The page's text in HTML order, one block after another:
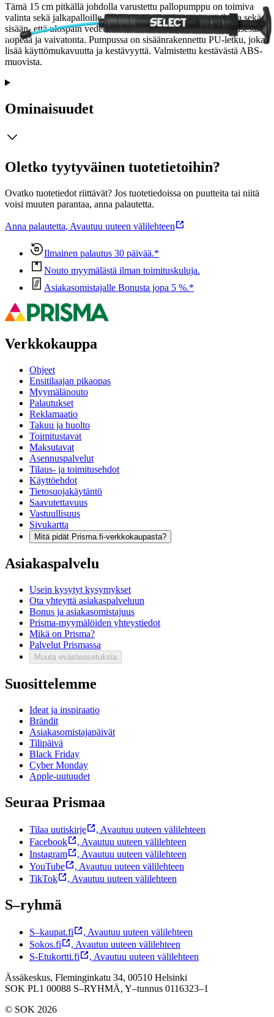
Tämä 15 cm pitkällä johdolla varustettu pallopumppu on toimiva
valinta sekä jalkapalloille että käsipalloille. Se pumppaa ilmaa sekä
sisään- että ulospäin vedettäessä, mikä tekee pallojen täyttämisestä
nopeaa ja vaivatonta. Pumpussa on sisäänrakennettu PU-letku, joka
lisää käyttömukavuutta ja kestävyyttä. Valmistettu kestävästä ABS-
muovista.
Ominaisuudet
Oletko tyytyväinen tuotetietoihin?
Ovatko tuotetiedot riittävät? Jos tuotetiedoissa on puutteita tai niitä
voisi muuten parantaa, anna palautetta.
Anna palautetta, Avautuu uuteen välilehteen
Ilmainen palautus 30 päivää.*
Nouto myymälästä ilman toimituskuluja.
Asiakasomistajalle Bonusta jopa 5 %.*
Verkkokauppa
Ohjeet
Ensitilaajan pikaopas
Myymälänouto
Palautukset
Reklamaatio
Takuu ja huolto
Toimitustavat
Maksutavat
Asennuspalvelut
Tilaus- ja toimitusehdot
Käyttöehdot
Tietosuojakäytäntö
Saavutettavuus
Vastuullisuus
Sivukartta
Mitä pidät Prisma.fi-verkkokaupasta?
Asiakaspalvelu
Usein kysytyt kysymykset
Ota yhteyttä asiakaspalveluun
Bonus ja asiakasomistajuus
Prisma-myymälöiden yhteystiedot
Mikä on Prisma?
Palvelut Prismassa
Muuta evästeasetuksia
Suosittelemme
Ideat ja inspiraatio
Brändit
Asiakasomistajapäivät
Tilipäivä
Black Friday
Cyber Monday
Apple-uutuudet
Seuraa Prismaa
Tilaa uutiskirje , Avautuu uuteen välilehteen
Facebook
, Avautuu uuteen välilehteen
Instagram
, Avautuu uuteen välilehteen
YouTube
, Avautuu uuteen välilehteen
TikTok
, Avautuu uuteen välilehteen
S–ryhmä
S–kaupat.fi , Avautuu uuteen välilehteen
Sokos.fi
, Avautuu uuteen välilehteen
S-Etukortti.fi
, Avautuu uuteen välilehteen
Ässäkeskus, Fleminginkatu 34, 00510 Helsinki
SOK PL1 00088 S–RYHMÄ, Y–tunnus 0116323–1
© SOK 2026